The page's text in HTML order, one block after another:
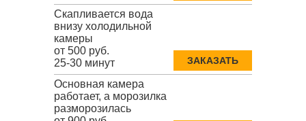
Скапливается вода
внизу холодильной
камеры
от 500 руб.
25-30 минут
ЗАКАЗАТЬ
Основная камера
работает, а морозилка
разморозилась